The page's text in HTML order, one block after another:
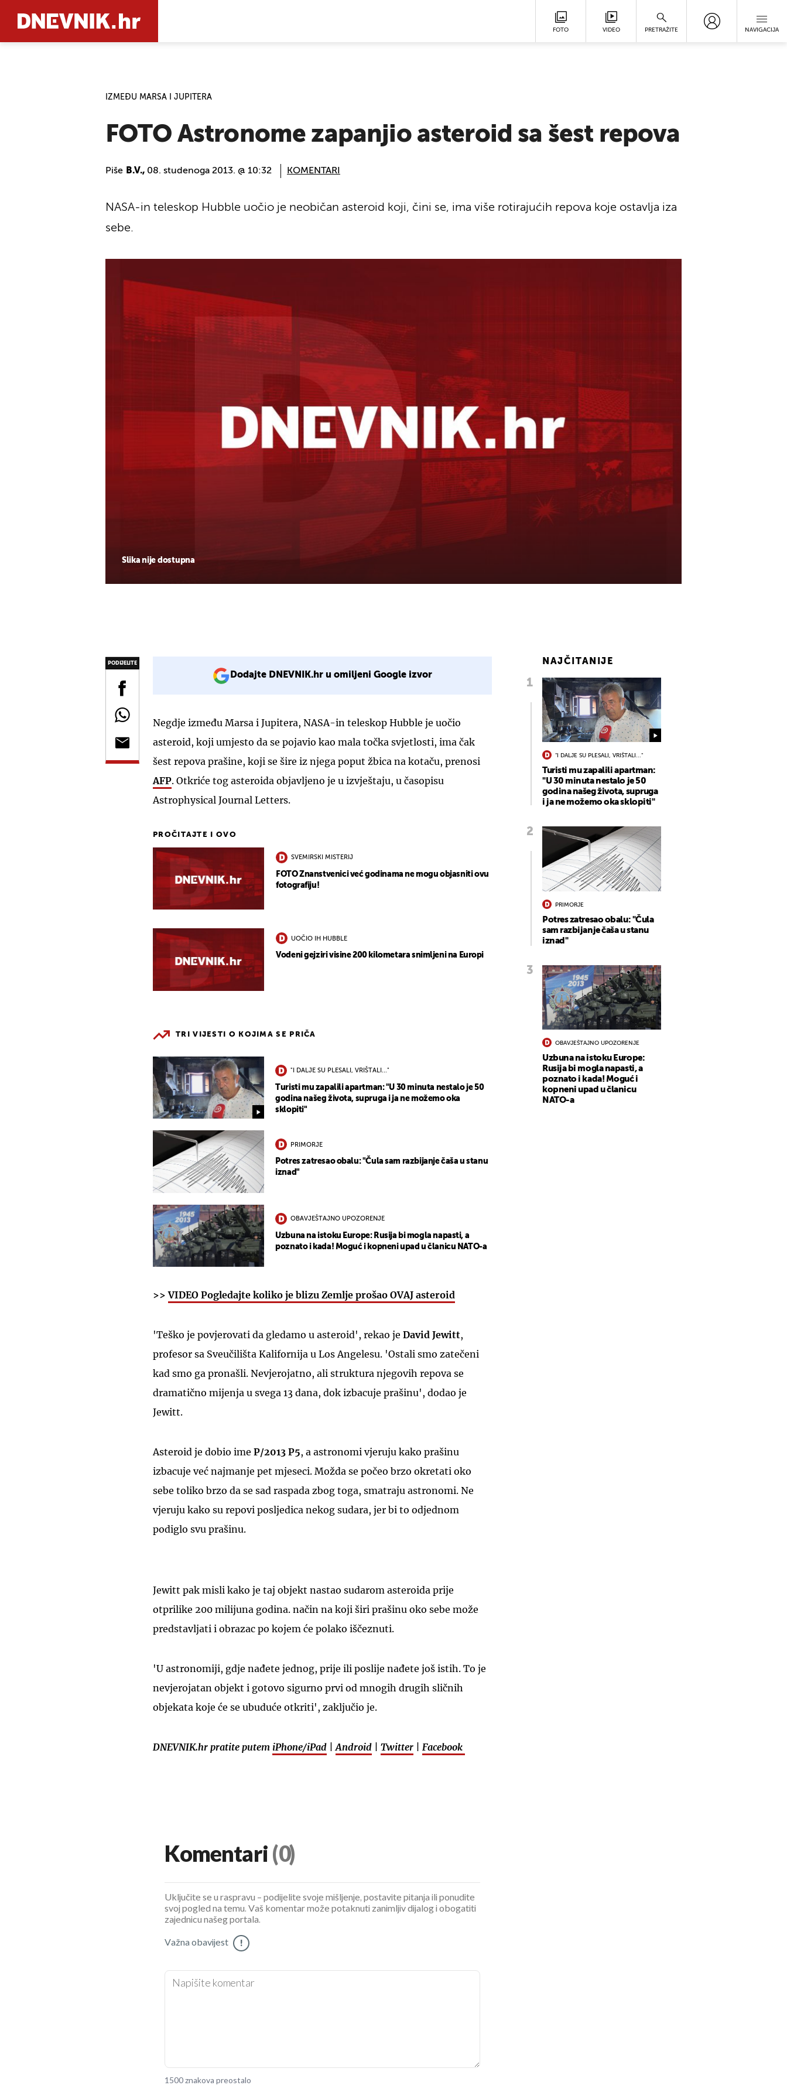
FOTO VIDEO PRETRAŽITE NAVIGACIJA
IZMEĐU MARSA I JUPITERA
FOTO Astronome zapanjio asteroid sa šest repova
Piše B.V., 08. studenoga 2013. @ 10:32 KOMENTARI
Slika nije dostupna
NASA-in teleskop Hubble uočio je neobičan asteroid koji, čini se, ima više rotirajućih repova koje ostavlja iza
sebe.
PODIJELITE
Dodajte DNEVNIK.hr u omiljeni Google izvor
Negdje između Marsa i Jupitera, NASA-in teleskop Hubble je uočio
asteroid, koji umjesto da se pojavio kao mala točka svjetlosti, ima čak
šest repova prašine, koji se šire iz njega poput žbica na kotaču, prenosi
AFP. Otkriće tog asteroida objavljeno je u izvještaju, u časopisu
Astrophysical Journal Letters.
PROČITAJTE I OVO
SVEMIRSKI MISTERIJ
FOTO Znanstvenici već godinama ne mogu objasniti ovu
fotografiju!
UOČIO IH HUBBLE
Vodeni gejziri visine 200 kilometara snimljeni na Europi
TRI VIJESTI O KOJIMA SE PRIČA
"I DALJE SU PLESALI, VRIŠTALI..."
Turisti mu zapalili apartman: "U 30 minuta nestalo je 50
godina našeg života, supruga i ja ne možemo oka
sklopiti"
PRIMORJE
Potres zatresao obalu: "Čula sam razbijanje čaša u stanu
iznad"
OBAVJEŠTAJNO UPOZORENJE
Uzbuna na istoku Europe: Rusija bi mogla napasti, a
poznato i kada! Moguć i kopneni upad u članicu NATO-a
>> VIDEO Pogledajte koliko je blizu Zemlje prošao OVAJ asteroid
'Teško je povjerovati da gledamo u asteroid', rekao je David Jewitt,
profesor sa Sveučilišta Kalifornija u Los Angelesu. 'Ostali smo zatečeni
kad smo ga pronašli. Nevjerojatno, ali struktura njegovih repova se
dramatično mijenja u svega 13 dana, dok izbacuje prašinu', dodao je
Jewitt.
Asteroid je dobio ime P/2013 P5, a astronomi vjeruju kako prašinu
izbacuje već najmanje pet mjeseci. Možda se počeo brzo okretati oko
sebe toliko brzo da se sad raspada zbog toga, smatraju astronomi. Ne
vjeruju kako su repovi posljedica nekog sudara, jer bi to odjednom
podiglo svu prašinu.
Jewitt pak misli kako je taj objekt nastao sudarom asteroida prije
otprilike 200 milijuna godina. način na koji širi prašinu oko sebe može
predstavljati i obrazac po kojem će polako iščeznuti.
'U astronomiji, gdje nađete jednog, prije ili poslije nađete još istih. To je
nevjerojatan objekt i gotovo sigurno prvi od mnogih drugih sličnih
objekata koje će se ubuduće otkriti', zaključio je.
DNEVNIK.hr pratite putem iPhone/iPad |Android Twitter Facebook
NAJČITANIJE
"I DALJE SU PLESALI, VRIŠTALI..."
Turisti mu zapalili apartman:
"U 30 minuta nestalo je 50
godina našeg života, supruga
i ja ne možemo oka sklopiti"
PRIMORJE
Potres zatresao obalu: "Čula
sam razbijanje čaša u stanu
iznad"
OBAVJEŠTAJNO UPOZORENJE
Uzbuna na istoku Europe:
Rusija bi mogla napasti, a
poznato i kada! Moguć i
kopneni upad u članicu
NATO-a
Komentari (0)
Uključite se u raspravu – podijelite svoje mišljenje, postavite pitanja ili ponudite
svoj pogled na temu. Vaš komentar može potaknuti zanimljiv dijalog i obogatiti
zajednicu našeg portala.
Važna obavijest !
1500 znakova preostalo